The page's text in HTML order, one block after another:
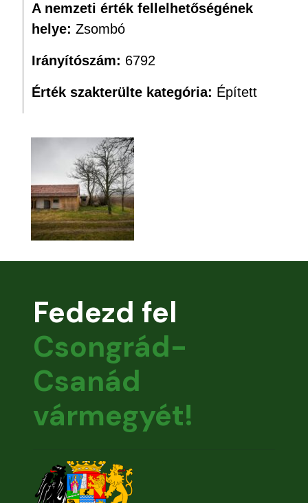
A nemzeti érték fellelhetőségének
helye: Zsombó
Irányítószám: 6792
Érték szakterülte kategória: Épített
Fedezd fel
Csongrád-
Csanád
vármegyét!